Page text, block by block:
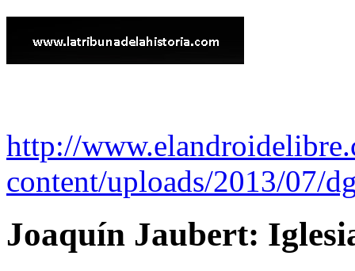
http://
content/uploads/2013/07/
Joaquín Jaubert: